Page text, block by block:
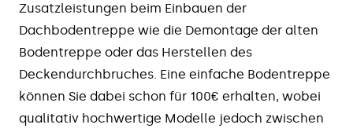
Zusatzleistungen beim Einbauen der
Dachbodentreppe wie die Demontage der alten
Bodentreppe oder das Herstellen des
Deckendurchbruches. Eine einfache Bodentreppe
können Sie dabei schon für 100€ erhalten, wobei
qualitativ hochwertige Modelle jedoch zwischen